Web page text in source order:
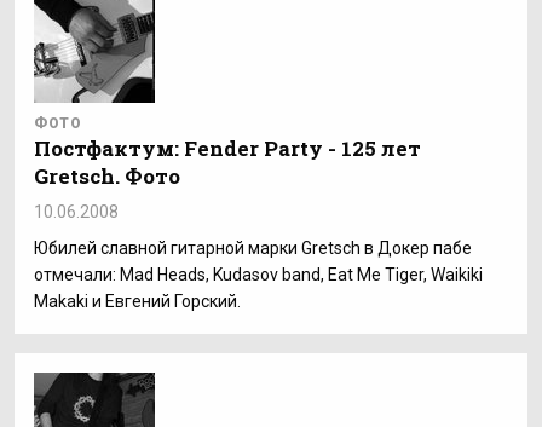
ФОТО
Постфактум: Fender Party - 125 лет
Gretsch. Фото
10.06.2008
Юбилей славной гитарной марки Gretsch в Докер пабе
отмечали: Mad Heads, Kudasov band, Eat Me Tiger, Waikiki
Makaki и Евгений Горский.